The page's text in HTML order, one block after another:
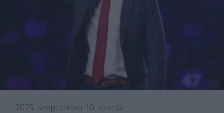
2025. szeptember 10., szerda